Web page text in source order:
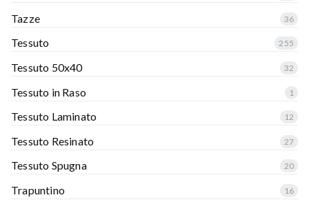
Tazze 36
Tessuto 255
Tessuto 50x40 32
Tessuto in Raso 1
Tessuto Laminato 12
Tessuto Resinato 27
Tessuto Spugna 20
Trapuntino 16